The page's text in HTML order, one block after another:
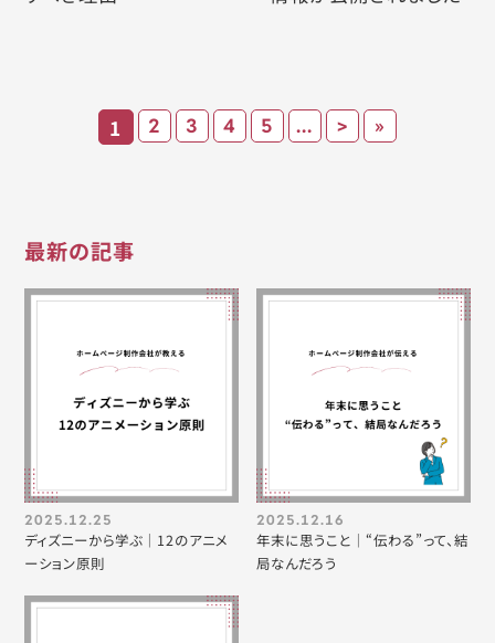
1 2 3 4 5 ... > »
最新の記事
2025.12.25
ディズニーから学ぶ｜12のアニメ
ーション原則
2025.12.16
年末に思うこと｜“伝わる”って、結
局なんだろう